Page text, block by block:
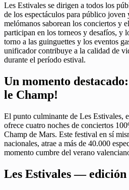
Les Estivales se dirigen a todos los
de los espectáculos para público
melómanos saborean los conciertos y
participan en los torneos y desafíos, y
torno a las guinguettes y los eventos
unificador contribuye a la calidad de
durante el período estival.
Un momento
le Champ!
El punto culminante de Les Estivales,
ofrece cuatro noches de conciertos
Champ de Mars. Este festival en sí
nacionales, atrae a más de 40.000
momento cumbre del verano
Les Estivales — edición